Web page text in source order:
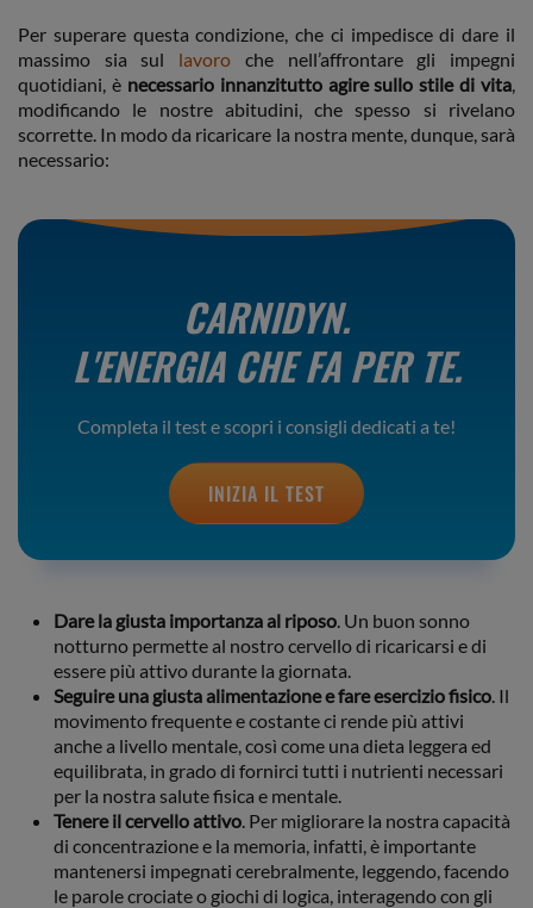
Per superare questa condizione, che ci impedisce di dare il
massimo sia sul lavoro che nell’affrontare gli impegni
quotidiani, è necessario innanzitutto agire sullo stile di vita,
modificando le nostre abitudini, che spesso si rivelano
scorrette. In modo da ricaricare la nostra mente, dunque, sarà
necessario:
CARNIDYN.
L'ENERGIA CHE FA PER TE.
Completa il test e scopri i consigli dedicati a te!
INIZIA IL TEST
Dare la giusta importanza al riposo. Un buon sonno
notturno permette al nostro cervello di ricaricarsi e di
essere più attivo durante la giornata.
Seguire una giusta alimentazione e fare esercizio fisico. Il
movimento frequente e costante ci rende più attivi
anche a livello mentale, così come una dieta leggera ed
equilibrata, in grado di fornirci tutti i nutrienti necessari
per la nostra salute fisica e mentale.
Tenere il cervello attivo. Per migliorare la nostra capacità
di concentrazione e la memoria, infatti, è importante
mantenersi impegnati cerebralmente, leggendo, facendo
le parole crociate o giochi di logica, interagendo con gli